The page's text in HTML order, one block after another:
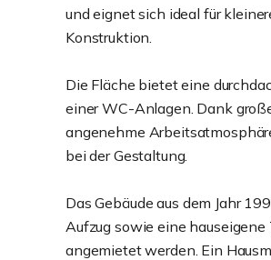
und eignet sich ideal für
Konstruktion.
Die Fläche bietet eine
einer WC-Anlagen. Dank
angenehme
bei der Gestaltung.
Das Gebäude aus dem Jahr
Aufzug sowie eine
angemietet werden. Ein